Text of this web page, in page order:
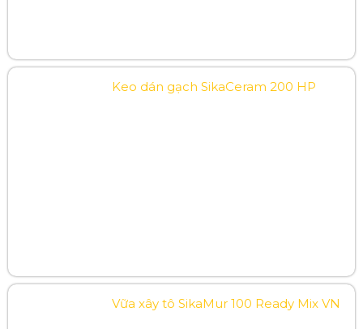
Keo dán gạch SikaCeram 200 HP
Vữa xây tô SikaMur 100 Ready Mix VN